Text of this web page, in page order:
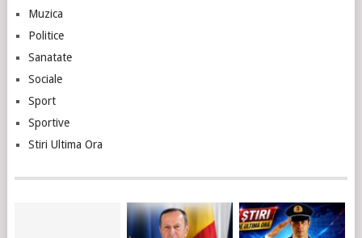
Muzica
Politice
Sanatate
Sociale
Sport
Sportive
Stiri Ultima Ora